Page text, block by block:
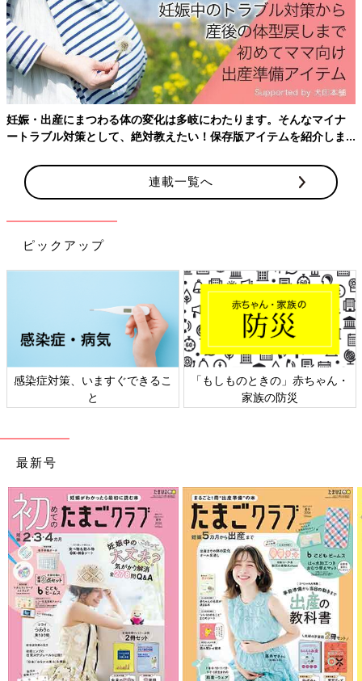
『思い出すなぁ。私はつわりがないタイプだったから、ウメちゃ
んの苦しみはわかってあげられないけど、妊娠出産の大変さはち
ょっとわかるつもり』
和泉さんが優しく肩に手を置いてくれる。ああ、和泉さんの世
界にあったんですね。つわりのない魔法。
『和泉さん、私……全然使い物にならなくなっちゃって。本当に
申し訳なくて……』
私はまたしても、べそをかいてしまう。妊娠してからやたらと
『いいんだよ。つわりの苦しさは人それぞれだっていうし、この
時期を乗り越えれば、出産までまた元気に働けるよ』
『ウメちゃん、来週いっぱいお休みしたら？ 私の妹もつわりで
仕事休んでたし、大事な時期だからありだと思うよ。嘘も方便。
『一週間くらい回るよ。ダメなら上の階のメンバーに助けてもら
って、それでも足りなければ、下請けに出す』
そんな、迷惑かけまくりだ……。
『今は赤ちゃんのことだけ考えなよ。みんな、そうやって赤ちゃ
ん産むんだよ』
和泉さんが私の背を押そうと、重ねて言う。
『私は子どもを産むとき、前の職場を辞めざるを得なかった。で
たと思う。この会社は、ウメちゃんが赤ちゃんのために休むこと
を許してくれるよ』
う。
『大丈夫！ 部長にはうまいこと言っとくから！ ゼンくん、あ
あ見えて理解あるから、あとで本当のことがわかったって怒った
りしないよ』
その部長の子ですって事実は、もう少し内緒にさせてくださ
い。
つづく
【小説「ご懐妊!!】次回をお楽しみに
妊娠・出産にまつわる体の変化は多岐にわたります。そんなマイナ
ートラブル対策として、絶対教えたい！保存版アイテムを紹介しま
連載一覧へ
ピックアップ
感染症対策、いますぐできるこ
と
「もしものときの」赤ちゃん・
家族の防災
最新号